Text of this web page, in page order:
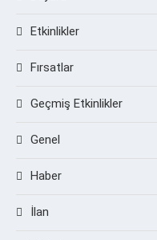
Etkinlikler
Fırsatlar
Geçmiş Etkinlikler
Genel
Haber
İlan